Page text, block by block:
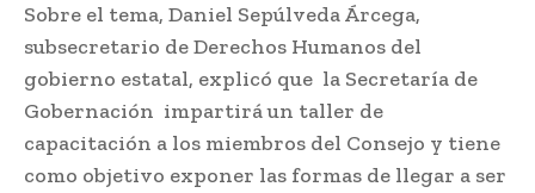
Sobre el tema, Daniel Sepúlveda Árcega,
subsecretario de Derechos Humanos del
gobierno estatal, explicó que la Secretaría de
Gobernación impartirá un taller de
capacitación a los miembros del Consejo y tiene
como objetivo exponer las formas de llegar a ser